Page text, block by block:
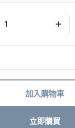
+
加入購物車
立即購買